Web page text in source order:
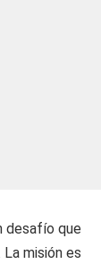
desafío que
misión es